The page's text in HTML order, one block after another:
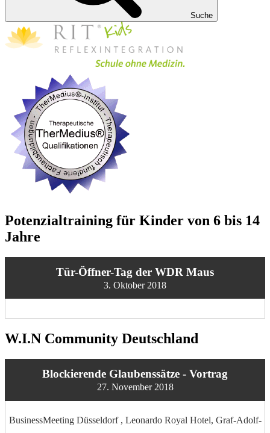
Suche
Potenzialtraining für Kinder von 6 bis 14
Jahre
Tür-Öffner-Tag der WDR Maus
3. Oktober 2018
W.I.N Community Deutschland
Blockierende Glaubenssätze - Vortrag
27. November 2018
BusinessMeeting Düsseldorf , Leonardo Royal Hotel, Graf-Adolf-